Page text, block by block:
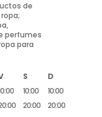
de
perfumes
para
S
D
10:00
20:00
10:00
20:00